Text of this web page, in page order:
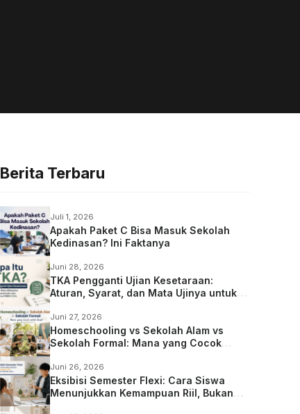
Berita Terbaru
Juli 1, 2026
Apakah Paket C Bisa Masuk Sekolah
Kedinasan? Ini Faktanya
Juni 28, 2026
TKA Pengganti Ujian Kesetaraan:
Aturan, Syarat, dan Mata Ujinya untuk
Juni 27, 2026
Homeschooling vs Sekolah Alam vs
Sekolah Formal: Mana yang Cocok
Juni 26, 2026
Eksibisi Semester Flexi: Cara Siswa
Menunjukkan Kemampuan Riil, Bukan